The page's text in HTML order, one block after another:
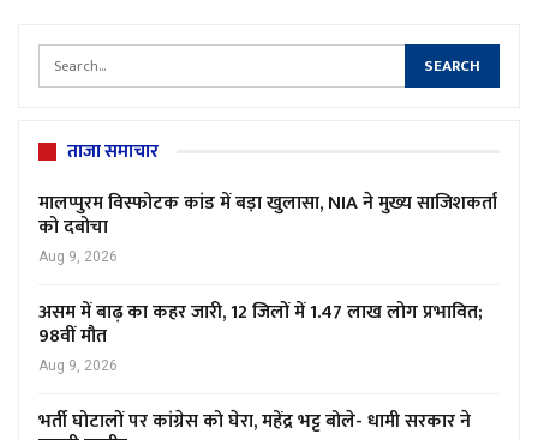
ताजा समाचार
मालप्पुरम विस्फोटक कांड में बड़ा खुलासा, NIA ने मुख्य साजिशकर्ता
को दबोचा
Aug 9, 2026
असम में बाढ़ का कहर जारी, 12 जिलों में 1.47 लाख लोग प्रभावित;
98वीं मौत
Aug 9, 2026
भर्ती घोटालों पर कांग्रेस को घेरा, महेंद्र भट्ट बोले- धामी सरकार ने